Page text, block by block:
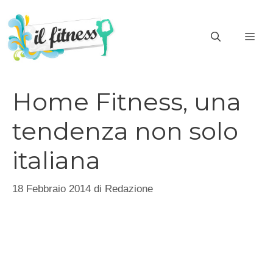
contenuto
Home Fitness, una
tendenza non solo
italiana
18 Febbraio 2014 di Redazione